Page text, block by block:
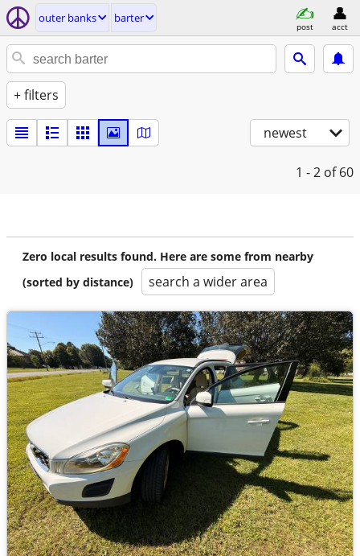
outer banks barter
post acct
+ filters
newest
1 - 2 of 60
Zero local results found. Here are some from nearby
(sorted by distance)
search a wider area